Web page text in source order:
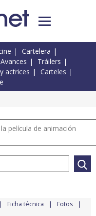
Cartelera
Avances
Tráilers
actrices
Carteles
película de animación
Ficha técnica Fotos